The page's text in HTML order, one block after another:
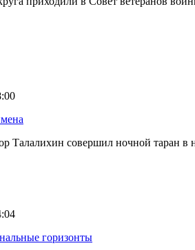
Талалихин совершил ночной таран в
горизонты